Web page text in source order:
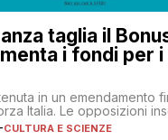
taglia il
i fondi per
in un emendamento
Italia. Le opposizioni
-CULTURA E SCIENZE